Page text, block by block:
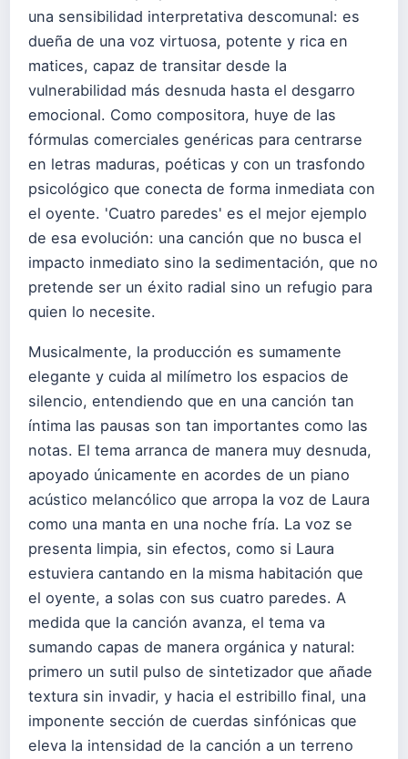
una sensibilidad interpretativa descomunal: es
dueña de una voz virtuosa, potente y rica en
matices, capaz de transitar desde la
vulnerabilidad más desnuda hasta el desgarro
emocional. Como compositora, huye de las
fórmulas comerciales genéricas para centrarse
en letras maduras, poéticas y con un trasfondo
psicológico que conecta de forma inmediata con
el oyente. 'Cuatro paredes' es el mejor ejemplo
de esa evolución: una canción que no busca el
impacto inmediato sino la sedimentación, que no
pretende ser un éxito radial sino un refugio para
quien lo necesite.
Musicalmente, la producción es sumamente
elegante y cuida al milímetro los espacios de
silencio, entendiendo que en una canción tan
íntima las pausas son tan importantes como las
notas. El tema arranca de manera muy desnuda,
apoyado únicamente en acordes de un piano
acústico melancólico que arropa la voz de Laura
como una manta en una noche fría. La voz se
presenta limpia, sin efectos, como si Laura
estuviera cantando en la misma habitación que
el oyente, a solas con sus cuatro paredes. A
medida que la canción avanza, el tema va
sumando capas de manera orgánica y natural:
primero un sutil pulso de sintetizador que añade
textura sin invadir, y hacia el estribillo final, una
imponente sección de cuerdas sinfónicas que
eleva la intensidad de la canción a un terreno